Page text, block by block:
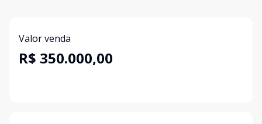
Valor venda
R$ 350.000,00